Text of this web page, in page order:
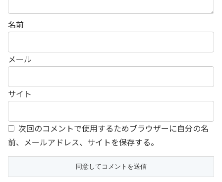
名前
メール
サイト
次回のコメントで使用するためブラウザーに自分の名
前、メールアドレス、サイトを保存する。